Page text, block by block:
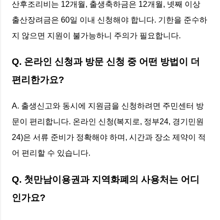
산후조리비는 12개월, 출생축하금은 12개월, 넷째 이상
출산장려금은 60일 이내 신청해야 합니다. 기한을 준수하
지 않으면 지원이 불가능하니 주의가 필요합니다.
Q. 온라인 신청과 방문 신청 중 어떤 방법이 더
편리한가요?
A. 출생신고와 동시에 지원금을 신청하려면 주민센터 방
문이 편리합니다. 온라인 신청(복지로, 정부24, 경기민원
24)은 서류 준비가 정확해야 하며, 시간과 장소 제약이 적
어 편리할 수 있습니다.
Q. 첫만남이용권과 지역화폐의 사용처는 어디
인가요?